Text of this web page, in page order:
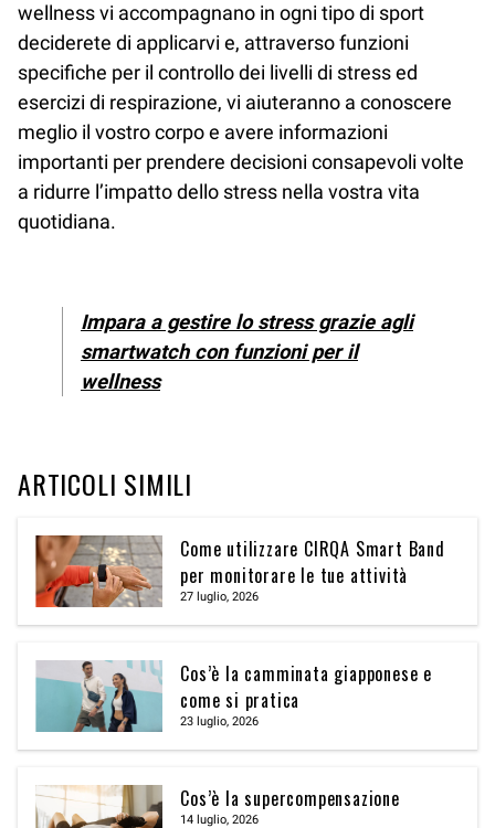
wellness vi accompagnano in ogni tipo di sport
deciderete di applicarvi e, attraverso funzioni
specifiche per il controllo dei livelli di stress ed
esercizi di respirazione, vi aiuteranno a conoscere
meglio il vostro corpo e avere informazioni
importanti per prendere decisioni consapevoli volte
a ridurre l’impatto dello stress nella vostra vita
quotidiana.
Impara a gestire lo stress grazie agli
smartwatch con funzioni per il
wellness
ARTICOLI SIMILI
Come utilizzare CIRQA Smart Band
per monitorare le tue attività
27 luglio, 2026
Cos’è la camminata giapponese e
come si pratica
23 luglio, 2026
Cos’è la supercompensazione
14 luglio, 2026